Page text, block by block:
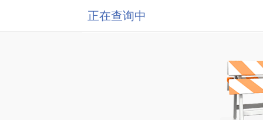
正在查询中